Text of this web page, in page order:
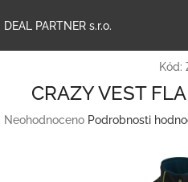
naDEAL PARTNER s.r.o.
Kód:
CRAZY VEST
Průměrné
Neohodnoceno Podrobnosti